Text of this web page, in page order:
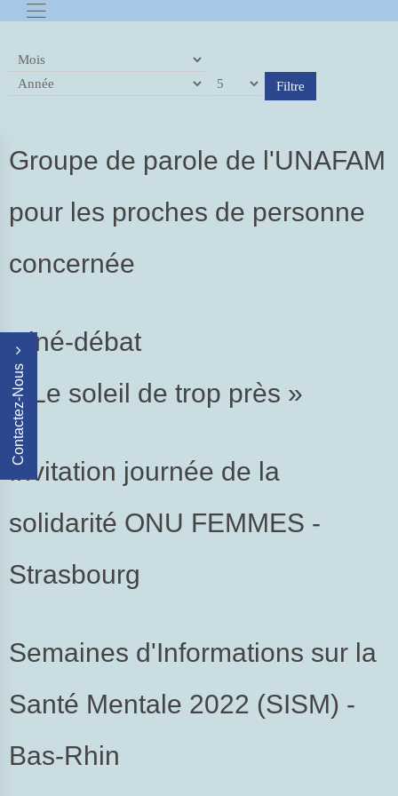
Contactez-Nous
Filtre
Groupe de parole de l'UNAFAM
pour les proches de personne
concernée
Ciné-débat
« Le soleil de trop près »
Invitation journée de la
solidarité ONU FEMMES -
Strasbourg
Semaines d'Informations sur la
Santé Mentale 2022 (SISM) -
Bas-Rhin